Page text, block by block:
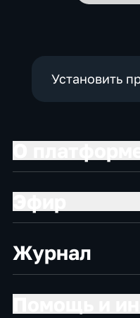
Установить
Журнал